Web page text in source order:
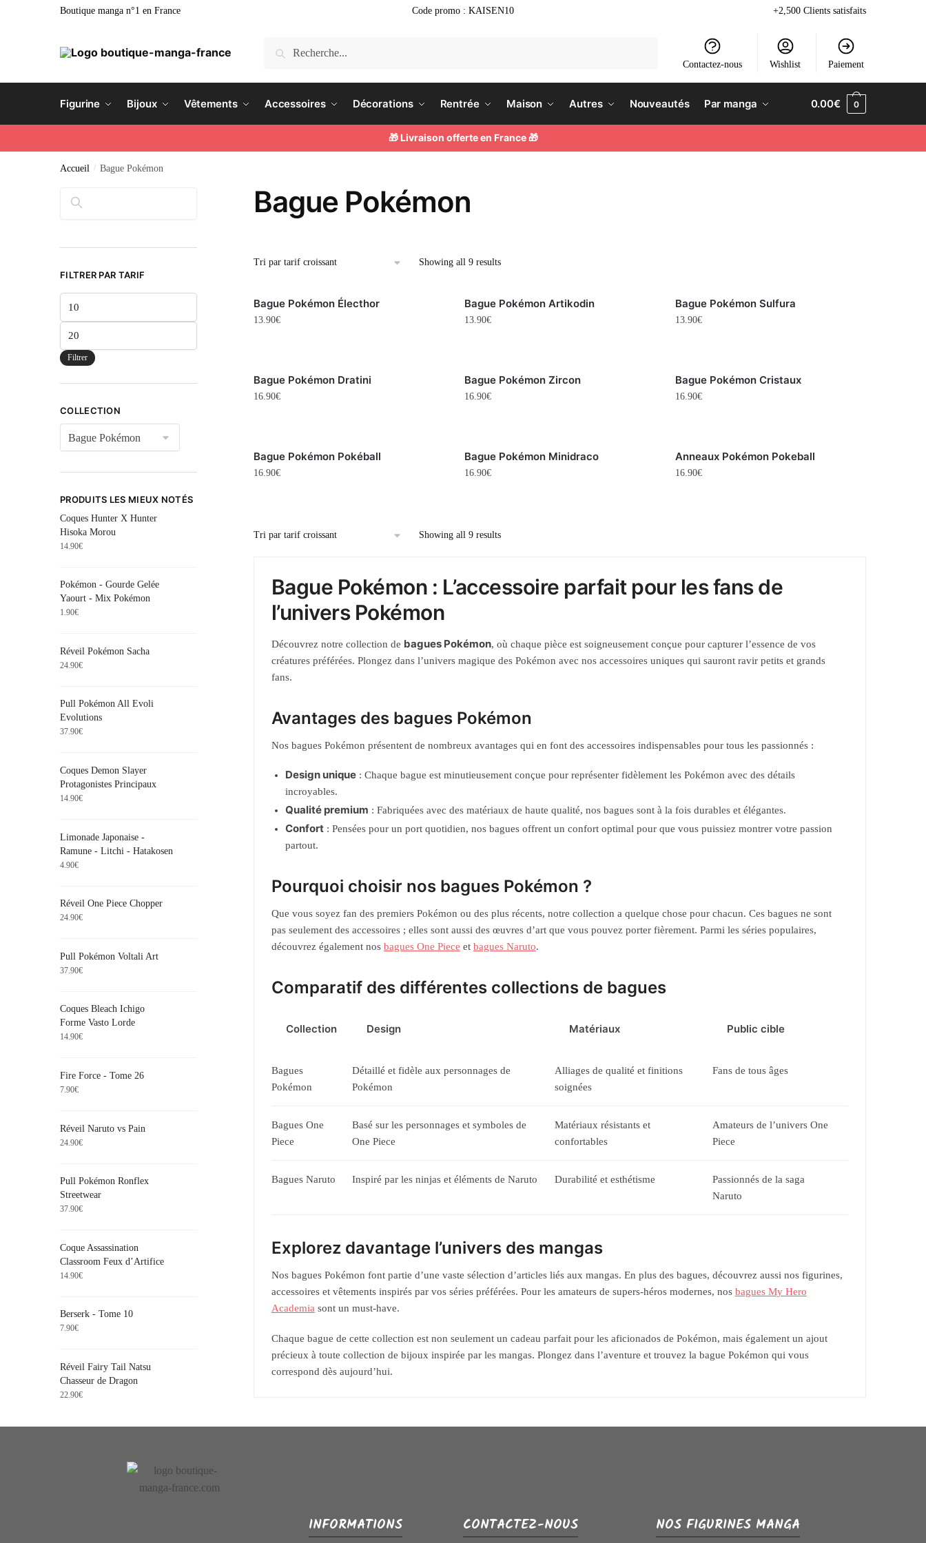
Boutique manga n°1 en France Code promo : KAISEN10 +2,500 Clients satisfaits
Recherche
Contactez-nous Wishlist Paiement
Figurine Bijoux Vêtements Accessoires Décorations Rentrée Maison Autres Nouveautés Par manga 0.00€ 0
🎁 Livraison offerte en France 🎁
Accueil / Bague Pokémon
Bague Pokémon
Showing all 9 results
Bague Pokémon Électhor
13.90€
Bague Pokémon Artikodin
13.90€
Bague Pokémon Sulfura
13.90€
Bague Pokémon Dratini
16.90€
Bague Pokémon Zircon
16.90€
Bague Pokémon Cristaux
16.90€
Bague Pokémon Pokéball
16.90€
Bague Pokémon Minidraco
16.90€
Anneaux Pokémon Pokeball
16.90€
Showing all 9 results
Bague Pokémon : L’accessoire parfait pour les fans de
l’univers Pokémon
Découvrez notre collection de bagues Pokémon, où chaque pièce est soigneusement conçue pour capturer l’essence de vos
créatures préférées. Plongez dans l’univers magique des Pokémon avec nos accessoires uniques qui sauront ravir petits et grands
fans.
Avantages des bagues Pokémon
Nos bagues Pokémon présentent de nombreux avantages qui en font des accessoires indispensables pour tous les passionnés :
Design unique: Chaque bague est minutieusement conçue pour représenter fidèlement les Pokémon avec des détails
incroyables.
Qualité premium : Fabriquées avec des matériaux de haute qualité, nos bagues sont à la fois durables et élégantes.
Confort: Pensées pour un port quotidien, nos bagues offrent un confort optimal pour que vous puissiez montrer votre passion
partout.
Pourquoi choisir nos bagues Pokémon ?
Que vous soyez fan des premiers Pokémon ou des plus récents, notre collection a quelque chose pour chacun. Ces bagues ne sont
pas seulement des accessoires ; elles sont aussi des œuvres d’art que vous pouvez porter fièrement. Parmi les séries populaires,
découvrez également nos bagues One Piece et bagues Naruto.
Comparatif des différentes collections de bagues
Collection Design Matériaux Public cible
Bagues
Pokémon
Détaillé et fidèle aux personnages de
Pokémon
Alliages de qualité et finitions
soignées
Fans de tous âges
Bagues One
Piece
Basé sur les personnages et symboles de
One Piece
Matériaux résistants et
confortables
Amateurs de l’univers One
Piece
Bagues Naruto Inspiré par les ninjas et éléments de Naruto Durabilité et esthétisme
Passionnés de la saga
Naruto
Explorez davantage l’univers des mangas
Nos bagues Pokémon font partie d’une vaste sélection d’articles liés aux mangas. En plus des bagues, découvrez aussi nos figurines,
accessoires et vêtements inspirés par vos séries préférées. Pour les amateurs de supers-héros modernes, nos bagues My Hero
Academiasont un must-have.
Chaque bague de cette collection est non seulement un cadeau parfait pour les aficionados de Pokémon, mais également un ajout
précieux à toute collection de bijoux inspirée par les mangas. Plongez dans l’aventure et trouvez la bague Pokémon qui vous
correspond dès aujourd’hui.
Rechercher
FILTRER PAR TARIF
Filtrer
COLLECTION
PRODUITS LES MIEUX NOTÉS
Coques Hunter X Hunter
Hisoka Morou
14.90€
Pokémon - Gourde Gelée
Yaourt - Mix Pokémon
1.90€
Réveil Pokémon Sacha
24.90€
Pull Pokémon All Evoli
Evolutions
37.90€
Coques Demon Slayer
Protagonistes Principaux
14.90€
Limonade Japonaise -
Ramune - Litchi - Hatakosen
4.90€
Réveil One Piece Chopper
24.90€
Pull Pokémon Voltali Art
37.90€
Coques Bleach Ichigo
Forme Vasto Lorde
14.90€
Fire Force - Tome 26
7.90€
Réveil Naruto vs Pain
24.90€
Pull Pokémon Ronflex
Streetwear
37.90€
Coque Assassination
Classroom Feux d’Artifice
14.90€
Berserk - Tome 10
7.90€
Réveil Fairy Tail Natsu
Chasseur de Dragon
22.90€
INFORMATIONS CONTACTEZ-NOUS NOS FIGURINES MANGA